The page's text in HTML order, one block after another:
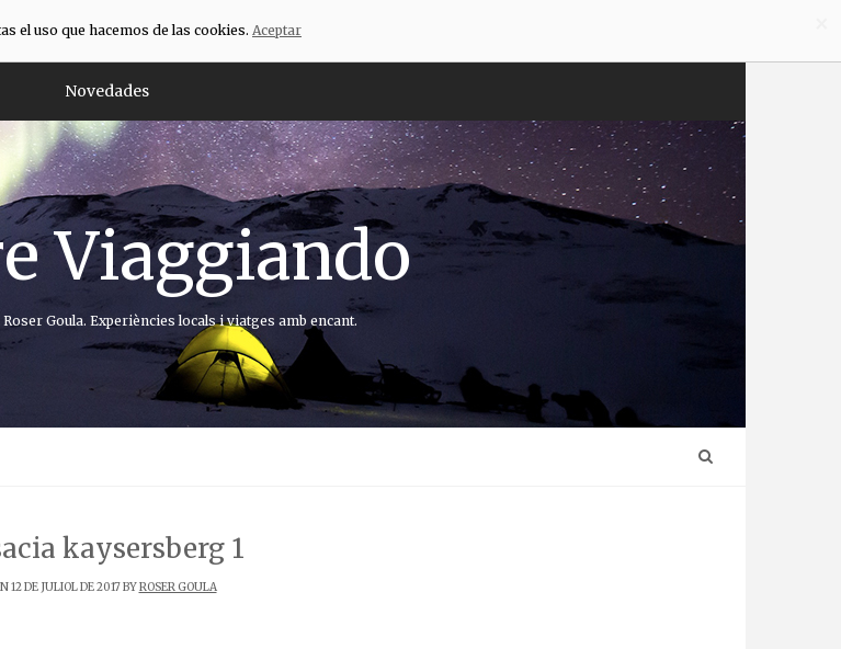
Novedades
Viaggiando
Goula. Experiències locals i viatges amb encant.
kaysersberg 1
12 DE JULIOL DE 2017 BYROSER GOULA
el uso que hacemos de las cookies. Aceptar